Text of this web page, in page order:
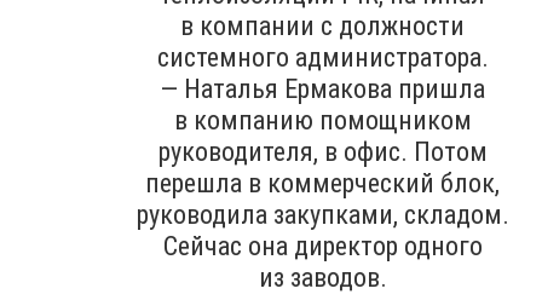
в компании с должности
системного администратора.
— Наталья Ермакова пришла
в компанию помощником
руководителя, в офис. Потом
перешла в коммерческий блок,
руководила закупками, складом.
Сейчас она директор одного
из заводов.